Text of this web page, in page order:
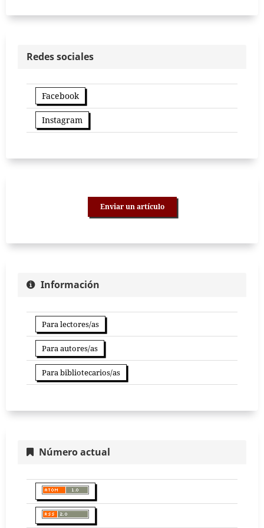
Redes sociales
Facebook
Instagram
Enviar un artículo
Información
Para lectores/as
Para autores/as
Para bibliotecarios/as
Número actual